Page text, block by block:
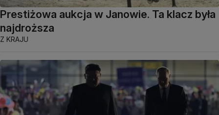
Prestiżowa aukcja w Janowie. Ta klacz była
najdroższa
Z KRAJU